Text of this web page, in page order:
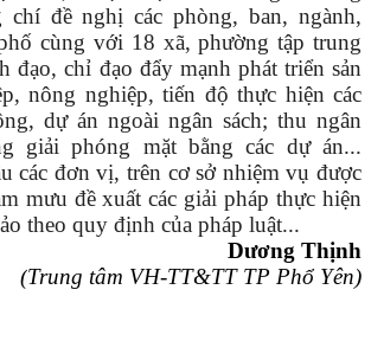
chí đề nghị các phòng, ban, ngành,
cùng với 18 xã, phường tập trung
đạo, chỉ đạo đẩy mạnh phát triển sản
nông nghiệp, tiến độ thực hiện các
dự án ngoài ngân sách; thu ngân
giải phóng mặt bằng các dự án...
các đơn vị, trên cơ sở nhiệm vụ được
mưu đề xuất các giải pháp thực hiện
theo quy định của pháp luật...
Dương Thịnh
(Trung tâm VH-TT&TT TP Phổ Yên)